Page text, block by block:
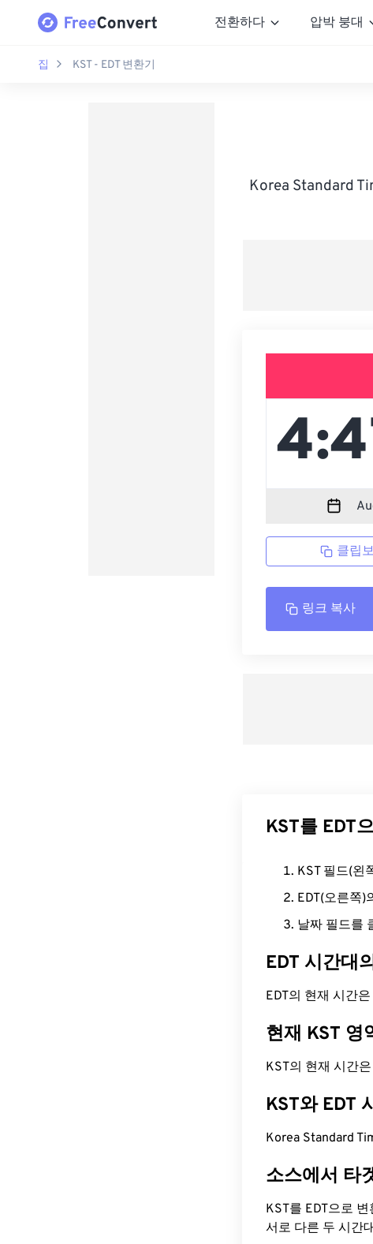
전환하다 압박 붕대
집 KST - EDT 변환기
Korea Standard
클립
링크 복사
KST를 EDT
KST 필드(왼
EDT(오른쪽)
날짜 필드를
EDT 시간대
EDT의 현재 시간
현재 KST 영
KST의 현재 시간
KST와 EDT
Korea Standard
소스에서 타
KST를 EDT으로
서로 다른 두 시간